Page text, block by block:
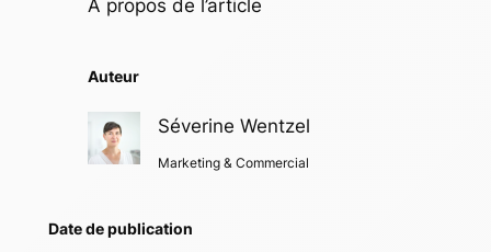
A propos de l’article
Auteur
Séverine Wentzel
Marketing & Commercial
Date de publication